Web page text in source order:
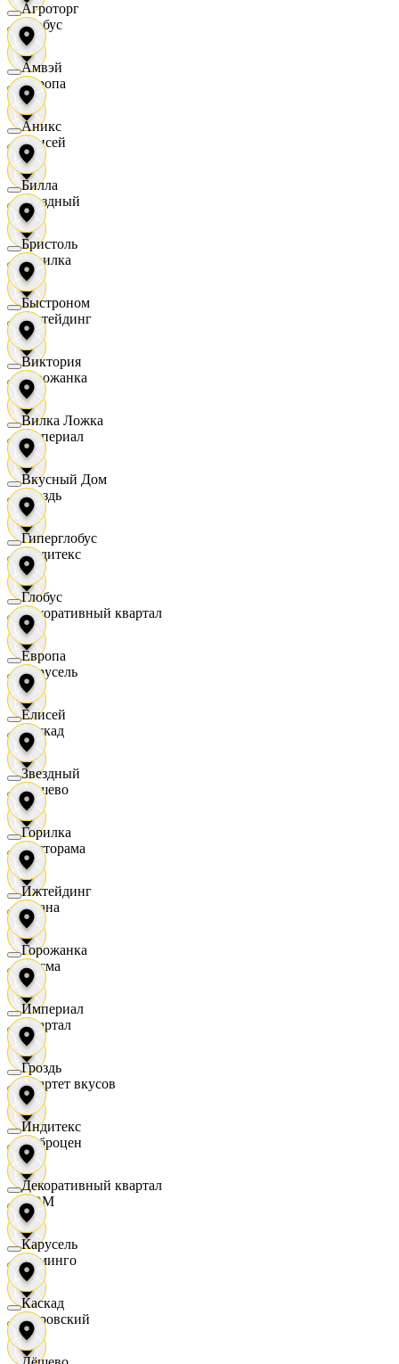
Глобус
Европа
Елисей
Звездный
Горилка
Ижтейдинг
Горожанка
Империал
Гроздь
Индитекс
Декоративный квартал
Карусель
Каскад
Дёшево
Касторама
Диана
Дисма
Квартал
Квартет вкусов
Доброцен
ДОМ
Доминго
Кировский
Агроторг
Амвэй
Аникс
Билла
Бристоль
Быстроном
Виктория
Вилка Ложка
Вкусный Дом
Гиперглобус
Глобус
Европа
Елисей
Звездный
Горилка
Ижтейдинг
Горожанка
Империал
Гроздь
Индитекс
Декоративный квартал
Карусель
Каскад